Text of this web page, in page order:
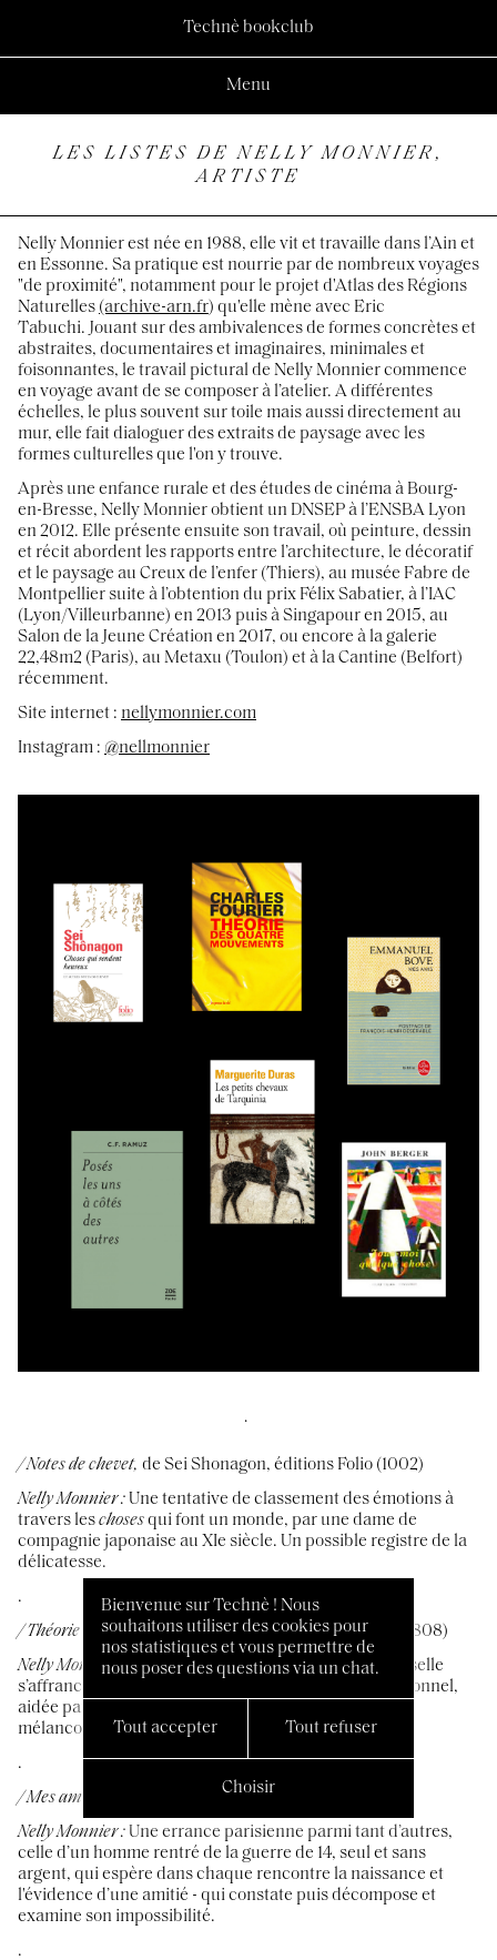
Technè bookclub
Menu
LES LISTES DE NELLY MONNIER,
ARTISTE
Nelly Monnier est née en 1988, elle vit et travaille dans l’Ain et
en Essonne. Sa pratique est nourrie par de nombreux voyages
"de proximité", notamment pour le projet d'Atlas des Régions
Naturelles (archive-arn.fr) qu'elle mène avec Eric
Tabuchi. Jouant sur des ambivalences de formes concrètes et
abstraites, documentaires et imaginaires, minimales et
foisonnantes, le travail pictural de Nelly Monnier commence
en voyage avant de se composer à l’atelier. A différentes
échelles, le plus souvent sur toile mais aussi directement au
mur, elle fait dialoguer des extraits de paysage avec les
formes culturelles que l'on y trouve.
Après une enfance rurale et des études de cinéma à Bourg-
en-Bresse, Nelly Monnier obtient un DNSEP à l’ENSBA Lyon
en 2012. Elle présente ensuite son travail, où peinture, dessin
et récit abordent les rapports entre l’architecture, le décoratif
et le paysage au Creux de l’enfer (Thiers), au musée Fabre de
Montpellier suite à l’obtention du prix Félix Sabatier, à l’IAC
(Lyon/Villeurbanne) en 2013 puis à Singapour en 2015, au
Salon de la Jeune Création en 2017, ou encore à la galerie
22,48m2 (Paris), au Metaxu (Toulon) et à la Cantine (Belfort)
récemment.
Site internet : nellymonnier.com
Instagram : @nellmonnier
.
/Notes de chevet, de Sei Shonagon, éditions Folio (1002)
Nelly Monnier : Une tentative de classement des émotions à
travers leschosesqui font un monde, par une dame de
compagnie japonaise au XIe siècle. Un possible registre de la
délicatesse.
.
/ Théorie des quatre mouvements,de Charles Fourier (1808)
Nelly Monnier :Une nouvelle harmonie sociale universelle
s’affranchissant du cadre familial et de l’étau professionnel,
aidée par les astres. Un texte aussi réjouissant que
mélancolique, à l’extrême.
.
/Mes amis,
de Emmanuel Bove (1924)
Nelly Monnier : Une errance parisienne parmi tant d’autres,
celle d’un homme rentré de la guerre de 14, seul et sans
argent, qui espère dans chaque rencontre la naissance et
l'évidence d’une amitié - qui constate puis décompose et
examine son impossibilité.
.
Bienvenue sur Technè ! Nous
souhaitons utiliser des cookies pour
nos statistiques et vous permettre de
nous poser des questions via un chat.
Tout accepter Tout refuser
Choisir